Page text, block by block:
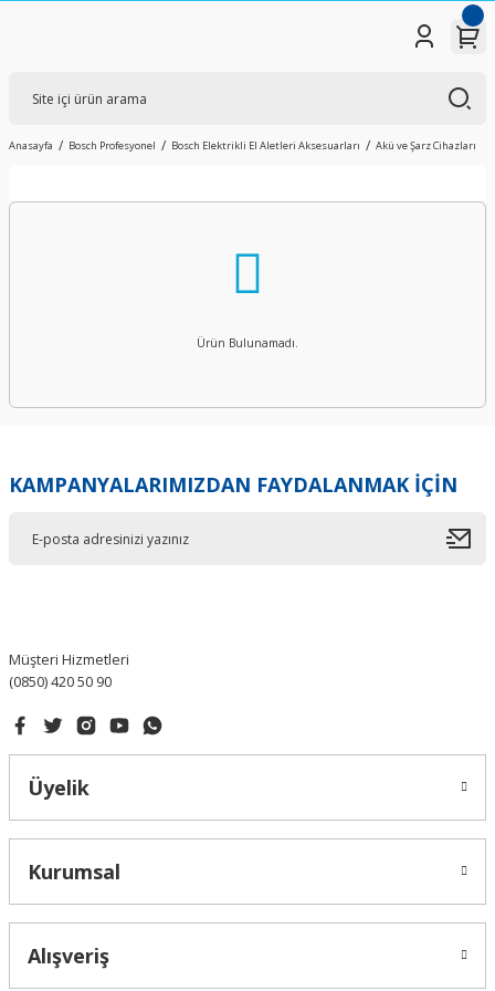
Anasayfa Bosch Profesyonel Bosch Elektrikli El Aletleri Aksesuarları Akü ve Şarz Cihazları
Ürün Bulunamadı.
KAMPANYALARIMIZDAN FAYDALANMAK İÇİN
Müşteri Hizmetleri
(0850) 420 50 90
Üyelik
Kurumsal
Alışveriş